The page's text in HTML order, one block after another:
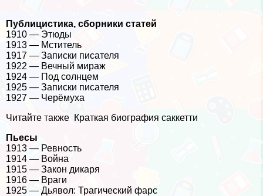
Публицистика, сборники статей
1910 — Этюды
1913 — Мститель
1917 — Записки писателя
1922 — Вечный мираж
1924 — Под солнцем
1925 — Записки писателя
1927 — Черёмуха
Читайте также Краткая биография саккетти
Пьесы
1913 — Ревность
1914 — Война
1915 — Закон дикаря
1916 — Враги
1925 — Дьявол: Трагический фарс